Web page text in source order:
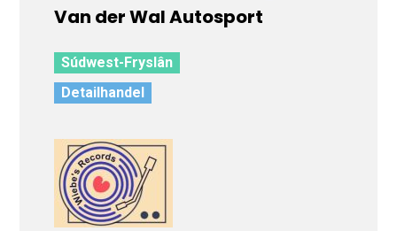
Van der Wal Autosport
Súdwest-Fryslân
Detailhandel